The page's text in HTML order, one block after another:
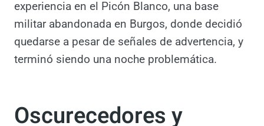
un lugar no parece seguro de día, es
probable que no lo sea de noche. Hace
tiempo tuve una experiencia en el Picón
Blanco, una base militar abandonada en
noche problemática.